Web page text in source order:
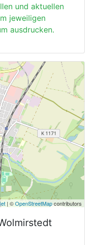
und aktuellen
jeweiligen
ausdrucken.
| ©OpenStreetMapcontributors